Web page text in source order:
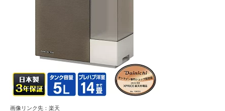
画像リンク先：楽天